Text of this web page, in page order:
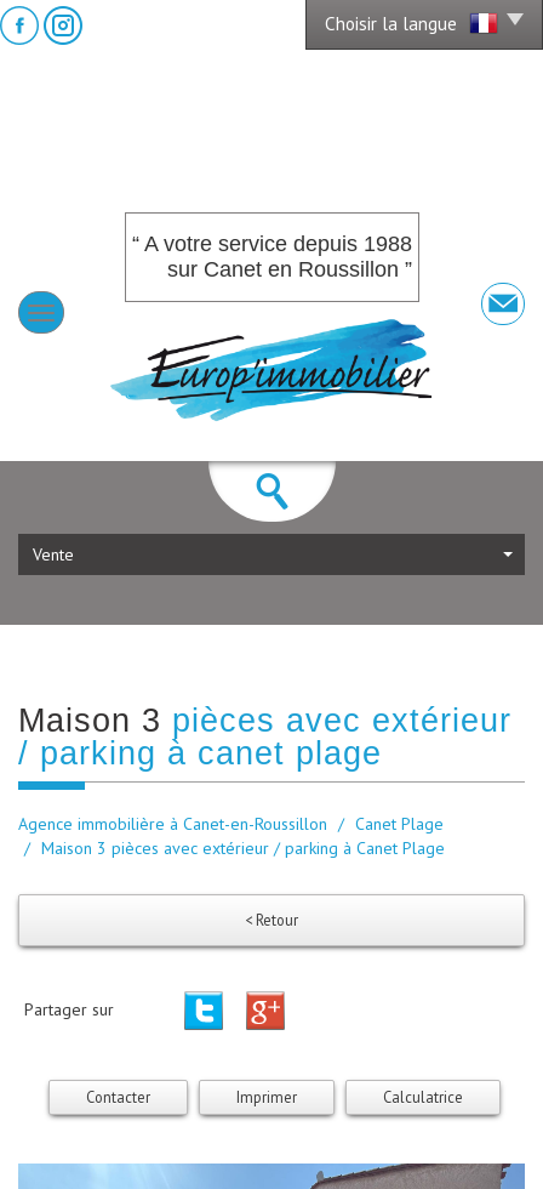
Choisir la langue
“ A votre service depuis 1988
sur Canet en Roussillon ”
Vente
maison 3 pièces avec extérieur
/ parking à canet plage
Agence immobilière à Canet-en-Roussillon
Canet Plage
Maison 3 pièces avec extérieur / parking à Canet Plage
< Retour
Partager sur
Contacter Imprimer Calculatrice